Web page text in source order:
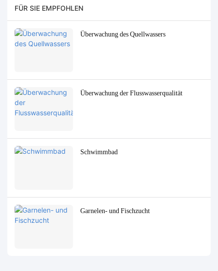
FÜR SIE EMPFOHLEN
Überwachung des Quellwassers
Überwachung der Flusswasserqualität
Schwimmbad
Garnelen- und Fischzucht